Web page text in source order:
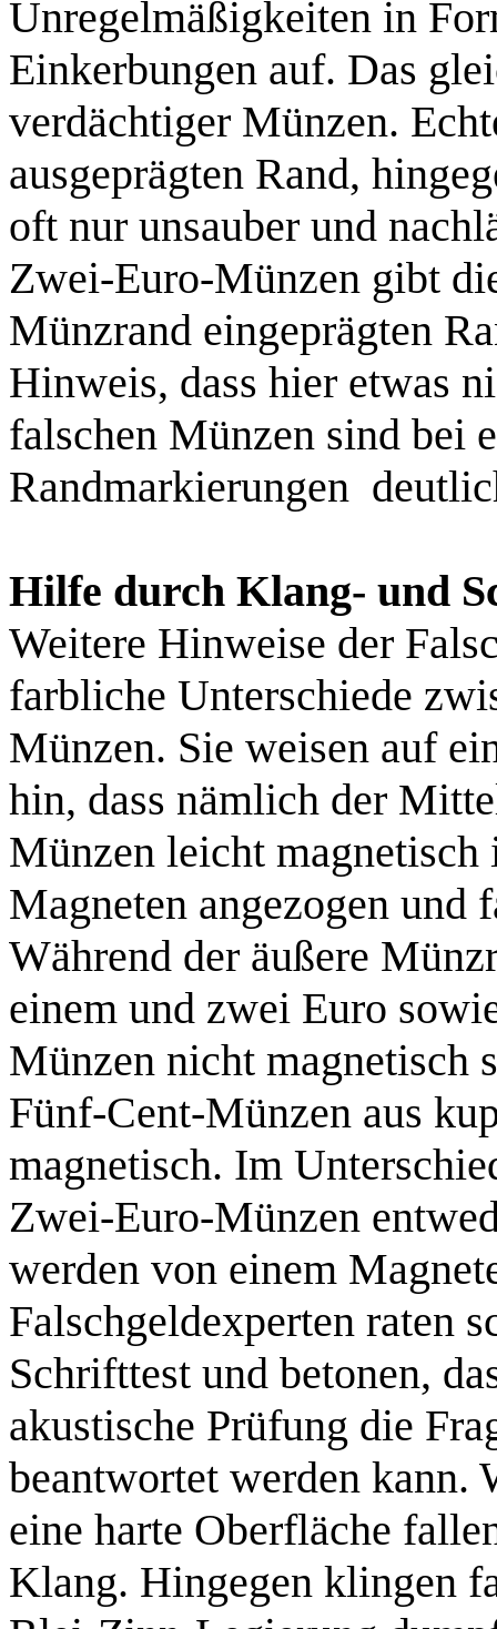
Unregelmäßigkeiten in
Einkerbungen auf. Das
verdächtiger Münzen.
ausgeprägten Rand,
oft nur unsauber und
Zwei-Euro-Münzen gibt
Münzrand eingeprägten
Hinweis, dass hier etwas
falschen Münzen sind bei
Randmarkierungen
Hilfe durch Klang- und
Weitere Hinweise der
farbliche Unterschiede
Münzen. Sie weisen auf
hin, dass nämlich der
Münzen leicht
Magneten angezogen und
Während der äußere
einem und zwei Euro
Münzen nicht magnetisch
Fünf-Cent-Münzen aus
magnetisch. Im
Zwei-Euro-Münzen
werden von einem
Falschgeldexperten raten
Schrifttest und betonen,
akustische Prüfung die
beantwortet werden kann.
eine harte Oberfläche
Klang. Hingegen klingen